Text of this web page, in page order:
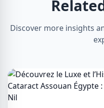
Discover more insights